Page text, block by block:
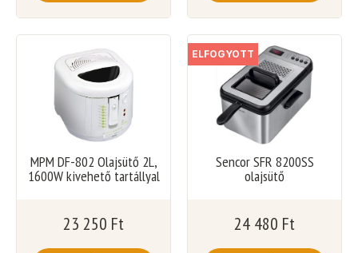
MPM DF-802 Olajsütő 2L,
1600W kivehető tartállyal
23 250 Ft
ELFOGYOTT
Sencor SFR 8200SS
olajsütő
24 480 Ft